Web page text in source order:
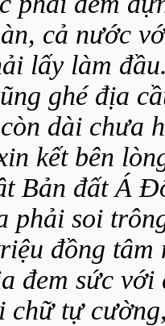
cả nước
lấy làm
ghé địa
dài chưa
kết bên
Bản đất Á
phải soi
đồng tâm
đem sức với
chữ tự